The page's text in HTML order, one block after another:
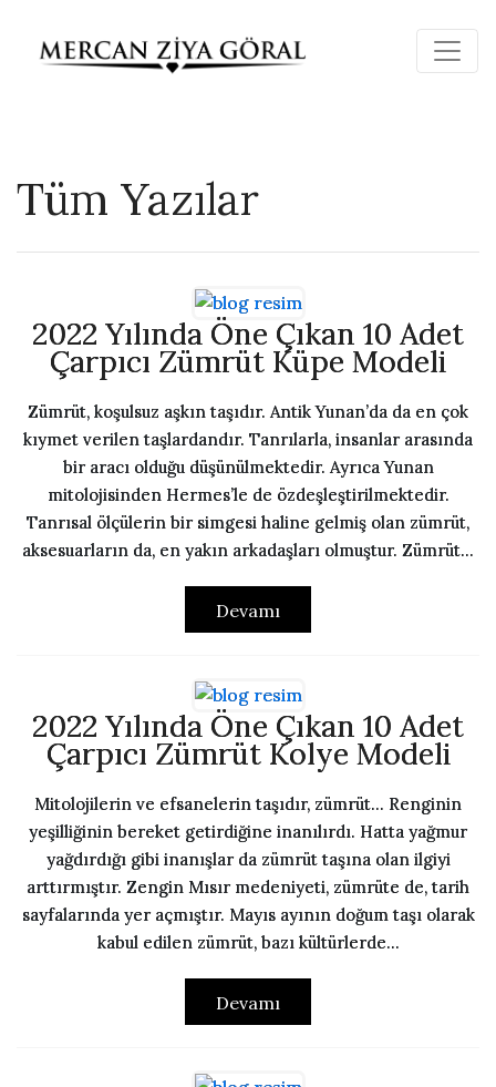
Tüm Yazılar
2022 Yılında Öne Çıkan 10 Adet
Çarpıcı Zümrüt Küpe Modeli
Zümrüt, koşulsuz aşkın taşıdır. Antik Yunan’da da en çok
kıymet verilen taşlardandır. Tanrılarla, insanlar arasında
bir aracı olduğu düşünülmektedir. Ayrıca Yunan
mitolojisinden Hermes’le de özdeşleştirilmektedir.
Tanrısal ölçülerin bir simgesi haline gelmiş olan zümrüt,
aksesuarların da, en yakın arkadaşları olmuştur. Zümrüt...
Devamı
2022 Yılında Öne Çıkan 10 Adet
Çarpıcı Zümrüt Kolye Modeli
Mitolojilerin ve efsanelerin taşıdır, zümrüt… Renginin
yeşilliğinin bereket getirdiğine inanılırdı. Hatta yağmur
yağdırdığı gibi inanışlar da zümrüt taşına olan ilgiyi
arttırmıştır. Zengin Mısır medeniyeti, zümrüte de, tarih
sayfalarında yer açmıştır. Mayıs ayının doğum taşı olarak
kabul edilen zümrüt, bazı kültürlerde...
Devamı